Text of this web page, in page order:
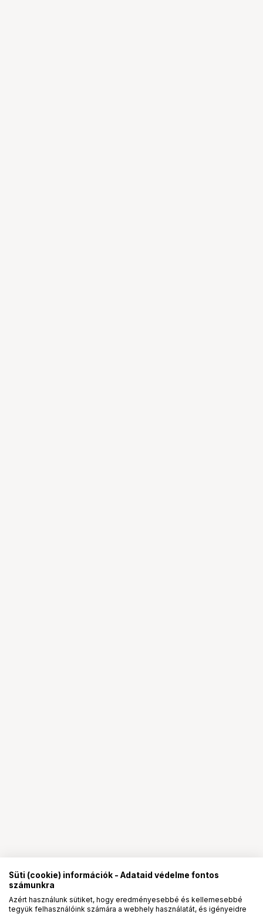
Süti (cookie) információk - Adataid védelme fontos
számunkra
Azért használunk sütiket, hogy eredményesebbé és kellemesebbé
tegyük felhasználóink számára a webhely használatát, és igényeidre